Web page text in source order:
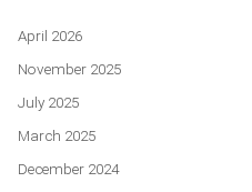
April 2026
November 2025
July 2025
March 2025
December 2024